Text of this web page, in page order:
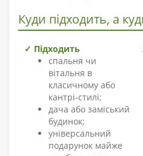
Куди підходить, а
✓ Підходить
спальня чи
вітальня в
класичному або
кантрі-стилі;
дача або заміський
будинок;
універсальний
подарунок майже